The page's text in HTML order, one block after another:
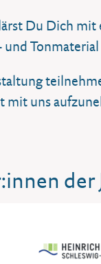
Du Dich
mit uns
der